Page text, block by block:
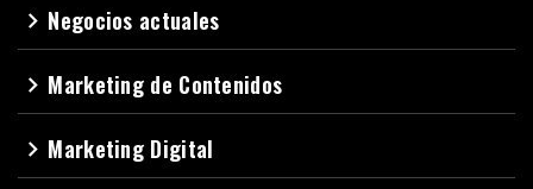
navigate_next Negocios actuales
navigate_next Marketing de Contenidos
navigate_next Marketing Digital